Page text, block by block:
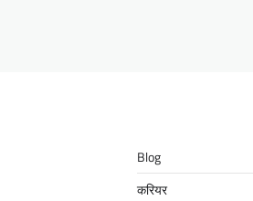
Blog
करियर